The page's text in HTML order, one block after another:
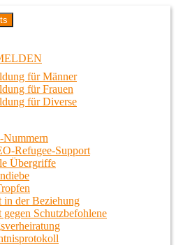
in Berlin
für Männer
für Frauen
für Diverse
Refugee-Support
Übergriffe
in der Beziehung
gegen Schutzbefohlene